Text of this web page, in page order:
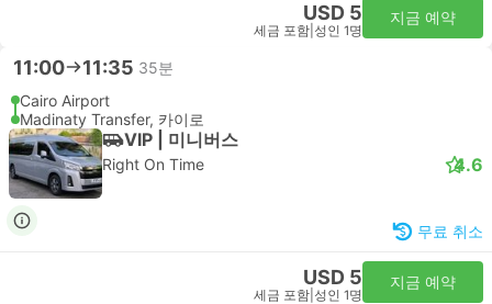
USD 5
세금 포함 성인 1명
지금 예약
11:00 11:35 35분
Cairo Airport
Madinaty Transfer, 카이로
VIP | 미니버스
Right On Time 4.6
무료 취소
USD 5
세금 포함 성인 1명
지금 예약